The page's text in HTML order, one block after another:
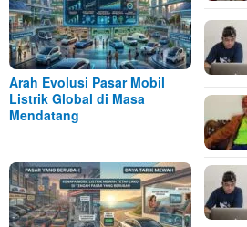
Arah Evolusi Pasar Mobil
Listrik Global di Masa
Mendatang